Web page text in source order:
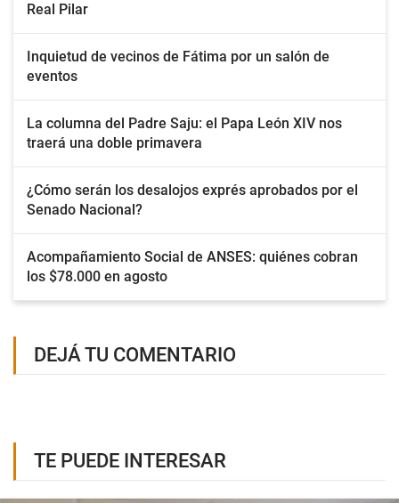
Real Pilar
Inquietud de vecinos de Fátima por un salón de
eventos
La columna del Padre Saju: el Papa León XIV nos
traerá una doble primavera
¿Cómo serán los desalojos exprés aprobados por el
Senado Nacional?
Acompañamiento Social de ANSES: quiénes cobran
los $78.000 en agosto
DEJÁ TU COMENTARIO
TE PUEDE INTERESAR